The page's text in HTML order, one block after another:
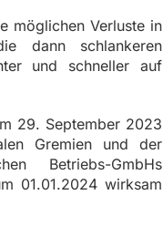
möglichen Verluste in
dann schlankeren
und schneller auf
29. September 2023
Gremien und der
Betriebs-GmbHs
01.01.2024 wirksam